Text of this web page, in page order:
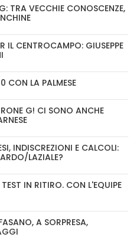
TRA VECCHIE CONOSCENZE,
IL CENTROCAMPO: GIUSEPPE
CON LA PALMESE
G! CI SONO ANCHE
INDISCREZIONI E CALCOLI:
LAZIALE?
IN RITIRO. CON L'EQUIPE
A SORPRESA,